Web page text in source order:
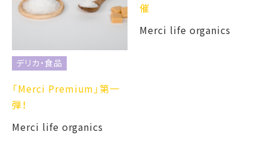
デリカ・食品
「Merci Premium」第一
弾！
Merci life organics
催
Merci life organics